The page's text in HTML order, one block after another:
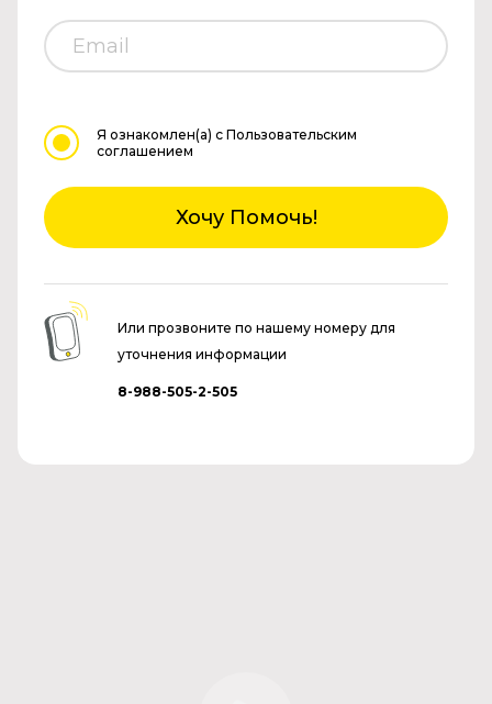
Я ознакомлен(а) с Пользовательским
соглашением
Хочу Помочь!
Или прозвоните по нашему номеру для
уточнения информации
8-988-505-2-505